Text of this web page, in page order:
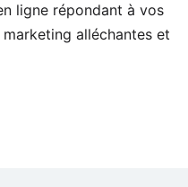
ligne répondant à vos
alléchantes et